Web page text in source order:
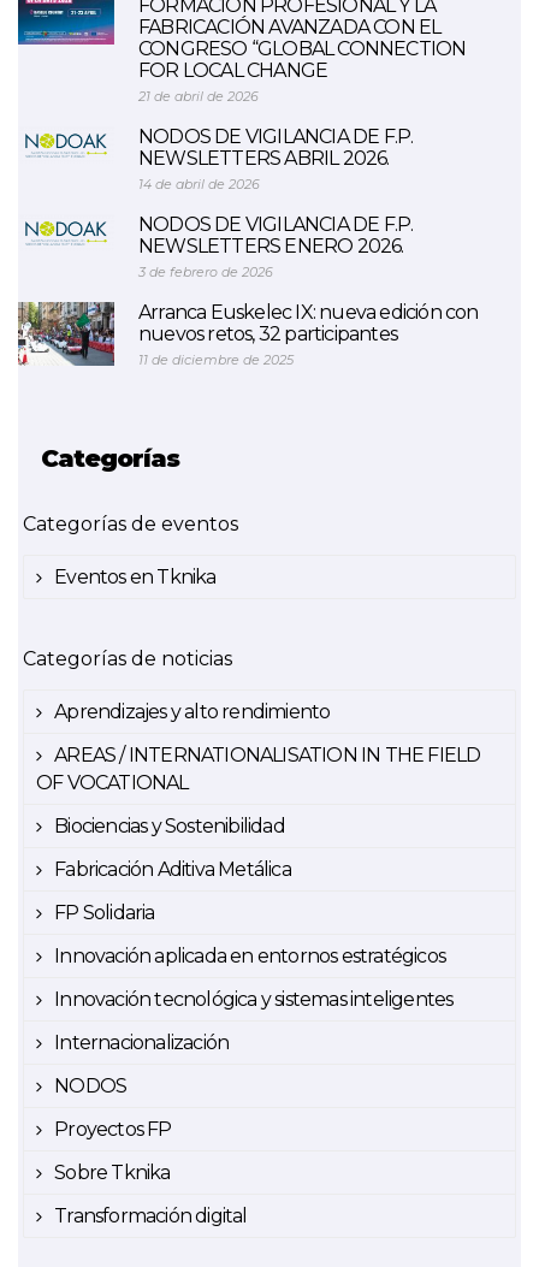
FORMACIÓN PROFESIONAL Y LA
FABRICACIÓN AVANZADA CON EL
CONGRESO “GLOBAL CONNECTION
FOR LOCAL CHANGE
21 de abril de 2026
NODOS DE VIGILANCIA DE F.P.
NEWSLETTERS ABRIL 2026.
14 de abril de 2026
NODOS DE VIGILANCIA DE F.P.
NEWSLETTERS ENERO 2026.
3 de febrero de 2026
Arranca Euskelec IX: nueva edición con
nuevos retos, 32 participantes
11 de diciembre de 2025
Categorías
Categorías de eventos
Eventos en Tknika
Categorías de noticias
Aprendizajes y alto rendimiento
AREAS / INTERNATIONALISATION IN THE FIELD
OF VOCATIONAL
Biociencias y Sostenibilidad
Fabricación Aditiva Metálica
FP Solidaria
Innovación aplicada en entornos estratégicos
Innovación tecnológica y sistemas inteligentes
Internacionalización
NODOS
Proyectos FP
Sobre Tknika
Transformación digital